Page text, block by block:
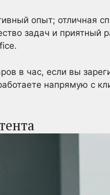
опыт; отличная
задач и приятный
в час, если вы
напрямую с